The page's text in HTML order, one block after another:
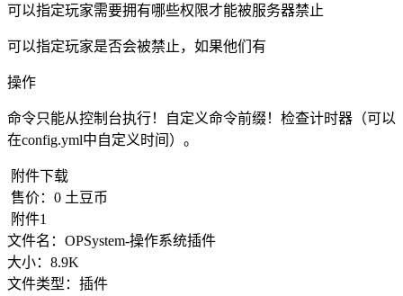
可以指定玩家需要拥有哪些权限才能被服务器禁止
可以指定玩家是否会被禁止，如果他们有
操作
命令只能从控制台执行！自定义命令前缀！检查计时器（可以
在config.yml中自定义时间）。
附件下载
售价： 0 土豆币
附件1
文件名： OPSystem-操作系统插件
大小： 8.9K
文件类型： 插件